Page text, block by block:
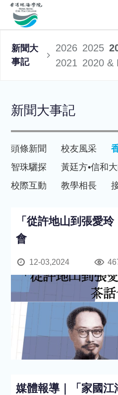
新聞大
事記
2026 2025
2021 2020 &
新聞大事記
頭條新聞 校友風采
智珠驪探
黃廷方•信和
校際互動
教學相長
「從許地山到張愛
會
12-03,2024
媒體報導｜「家國